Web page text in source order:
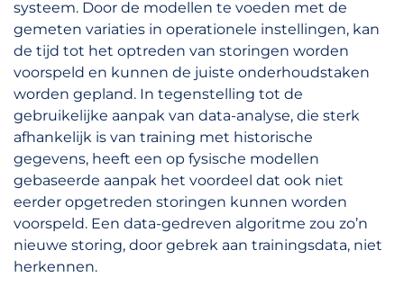
systeem. Door de modellen te voeden met de
gemeten variaties in operationele instellingen, kan
de tijd tot het optreden van storingen worden
voorspeld en kunnen de juiste onderhoudstaken
worden gepland. In tegenstelling tot de
gebruikelijke aanpak van data-analyse, die sterk
afhankelijk is van training met historische
gegevens, heeft een op fysische modellen
gebaseerde aanpak het voordeel dat ook niet
eerder opgetreden storingen kunnen worden
voorspeld. Een data-gedreven algoritme zou zo’n
nieuwe storing, door gebrek aan trainingsdata, niet
herkennen.